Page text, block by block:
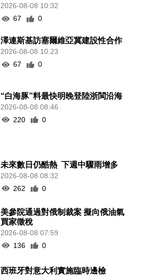
2026-08-08 10:32
67
0
澤連斯基訪塞爾維亞冀建設性合作
2026-08-08 10:23
67
0
“白海豚”料最快明晚登陸浙閩沿海
2026-08-08 08:46
220
0
未來數日仍酷熱 下週中驟雨增多
2026-08-08 08:32
262
0
美參院通過對俄制裁案 擬向俄油氣
買家徵稅
2026-08-08 07:59
136
0
西班牙對意大利實施臨時邊檢